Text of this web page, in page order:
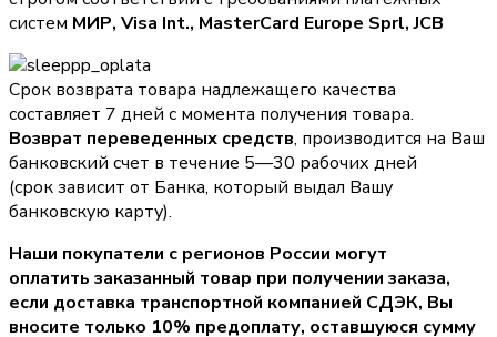
систем МИР, Visa Int., MasterCard Europe Sprl, JCB
Срок возврата товара надлежащего качества
составляет 7 дней с момента получения товара.
Возврат переведенных средств, производится на Ваш
банковский счет в течение 5—30 рабочих дней
(срок зависит от Банка, который выдал Вашу
банковскую карту).
Наши покупатели с регионов России могут
оплатить заказанный товар при получении заказа,
если доставка транспортной компанией СДЭК, Вы
вносите только 10% предоплату, оставшуюся сумму